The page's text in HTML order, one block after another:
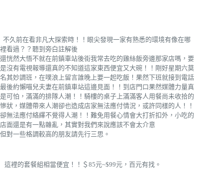
不久前在看非凡大探索時！！眼尖發現一家有熟悉的環境有像在哪
裡看過？？聽到旁白註解後
還恍然大悟不就在前鎮車站後街我常去吃的雞絲飯旁邊那家店嗎，要
是沒有電視報導還真的不知道這家東西便宜又大碗！！剛好星期六莫
名其妙調班，在噗浪上留言誰晚上要一起吃飯！ 果然下班就接到電話
最後約懶喵兒夫妻在前鎮車站這邊見面！！到店門口果然媒體力量真
是可怕，滿滿的排隊人潮！！騎樓的桌子上滿滿客人用餐尚未收拾的
慘狀，媒體帶來人潮卻也造成店家無法應付情況，或許同樣的人！！
卻無法應付絡繹不覺得人潮！！難免用餐心情會大打折扣外，小吃的
店面還是有一點雜亂，其實對我們來說應該不會太介意
但對一些格調較高的朋友請先行三思。
這裡的套餐組相當便宜！！＄85元~$99元，百元有找。